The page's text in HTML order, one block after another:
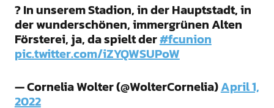
? In unserem Stadion, in der Hauptstadt, in
der wunderschönen, immergrünen Alten
Försterei, ja, da spielt der#fcunion
pic.twitter.com/iZYQWSUPoW
— Cornelia Wolter (@WolterCornelia)April 1,
2022